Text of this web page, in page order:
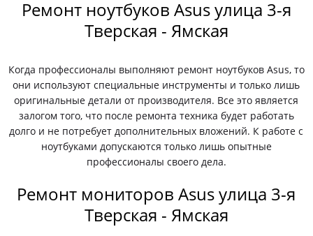
Ремонт ноутбуков Asus улица 3-я
Тверская - Ямская
Когда профессионалы выполняют ремонт ноутбуков Asus, то
они используют специальные инструменты и только лишь
оригинальные детали от производителя. Все это является
залогом того, что после ремонта техника будет работать
долго и не потребует дополнительных вложений. К работе с
ноутбуками допускаются только лишь опытные
профессионалы своего дела.
Ремонт мониторов Asus улица 3-я
Тверская - Ямская